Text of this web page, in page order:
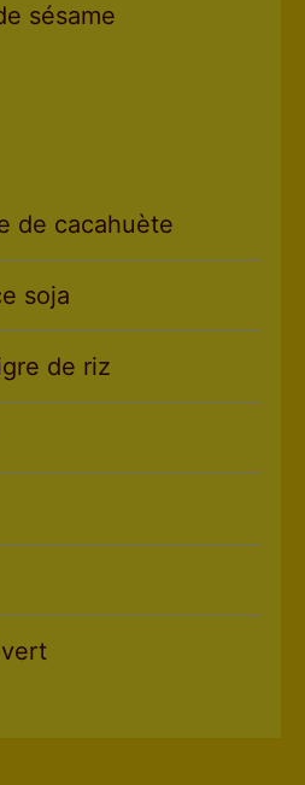
sésame
de cacahuète
soja
de riz